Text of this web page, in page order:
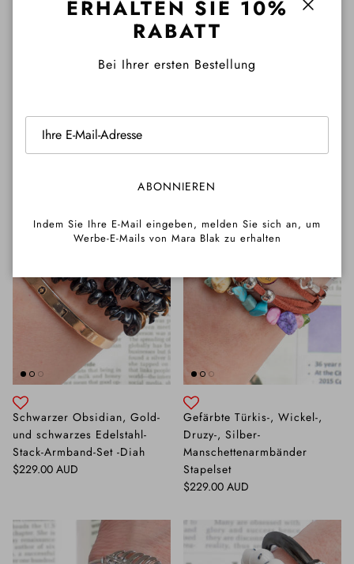
Kristallquarz-Stack-Armband-
schwarzes Obsidian-,
Turmalin-Stapelarmband -
Normaler Preis
$215.00 AUD
Schwarzer Obsidian, Gold-
und schwarzes Edelstahl-
Stack-Armband-Set -Diah
Normaler Preis
$229.00 AUD
Gefärbte Türkis-, Wickel-,
Druzy-, Silber-
Manschettenarmbänder
Stapelset
Normaler Preis
$229.00 AUD
ERHALTEN SIE 10%
RABATT
Bei Ihrer ersten Bestellung
ABONNIEREN
Indem Sie Ihre E-Mail eingeben, melden Sie sich an, um
Werbe-E-Mails von Mara Blak zu erhalten